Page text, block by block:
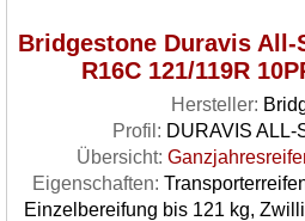
Bridgestone Duravis All-
R16C 121/119R
Hersteller:
Profil: DURAVIS ALL-
Übersicht:
Eigenschaften:
Einzelbereifung bis 121 kg,